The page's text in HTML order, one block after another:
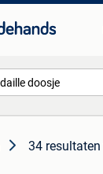
34 resultaten